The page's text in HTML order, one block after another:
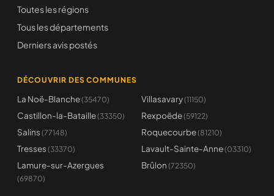
Toutes les régions
Tous les départements
Derniers avis postés
DÉCOUVRIR DES COMMUNES
La Noë-Blanche(35470) Villasavary(11150)
Castillon-la-Bataille(33350) Rexpoëde(59122)
Salins (77148) Roquecourbe(81210)
Tresses (33370) Lavault-Sainte-Anne(03310)
Lamure-sur-Azergues
(69870)
Brûlon (72350)